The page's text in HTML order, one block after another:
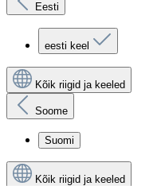
Eesti
eesti keel
Kõik riigid ja keeled
Soome
Suomi
Kõik riigid ja keeled